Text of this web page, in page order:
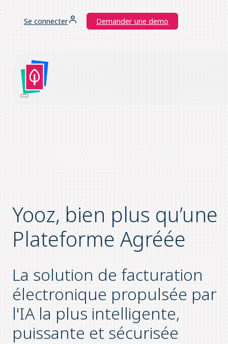
Se connecter Demander une demo
Yooz, bien plus qu’une
Plateforme Agréée
La solution de facturation
électronique propulsée par
l'IA la plus intelligente,
puissante et sécurisée